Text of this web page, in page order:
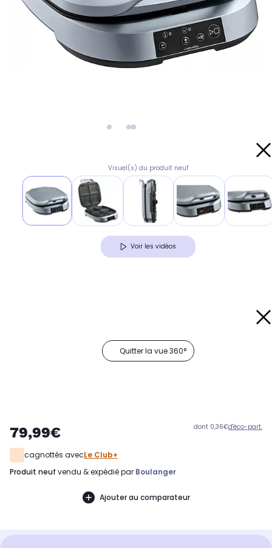
Visuel(s) du produit neuf
Voir les vidéos
Quitter la vue 360°
79,99€ dont 0,36€d'éco-part.
cagnottés avecLe Club+
produit neuf vendu & expédié par Boulanger
Ajouter au comparateur